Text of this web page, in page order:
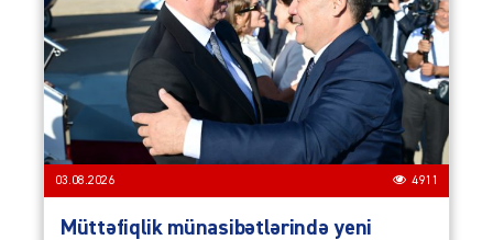
03.08.2026 4911
Müttəfiqlik münasibətlərində yeni